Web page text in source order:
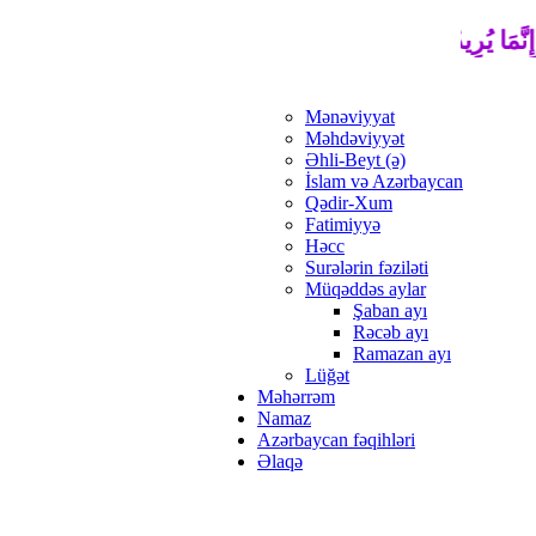
إِنَّمَا يُرِيدُ اللَّهُ لِيُذْهِبَ عَنْكُمُ الرِّجْسَ أَهْلَ الْبَيْتِ
Mənəviyyat
Məhdəviyyət
Əhli-Beyt (ə)
İslam və Azərbaycan
Qədir-Xum
Fatimiyyə
Həcc
Surələrin fəziləti
Müqəddəs aylar
Şaban ayı
Rəcəb ayı
Ramazan ayı
Lüğət
Məhərrəm
Namaz
Azərbaycan fəqihləri
Əlaqə